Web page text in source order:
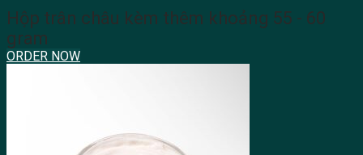
Hộp trân châu kèm thêm khoảng 55 - 60
gram
ORDER NOW